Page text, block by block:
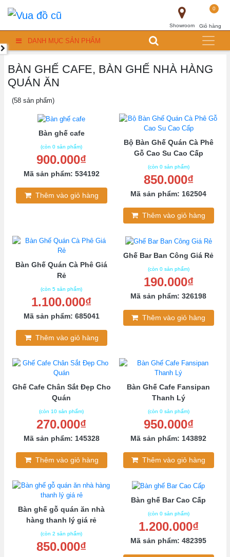
0
Giỏ hàng
Showroom
DANH MỤC SẢN PHẨM
BÀN GHẾ CAFE, BÀN GHẾ NHÀ HÀNG
QUÁN ĂN
(58 sản phẩm)
Bàn ghế cafe
(còn 0 sản phẩm)
900.000₫
Mã sản phẩm: 534192
Thêm vào giỏ hàng
Bộ Bàn Ghế Quán Cà Phê
Gỗ Cao Su Cao Cấp
(còn 0 sản phẩm)
850.000₫
Mã sản phẩm: 162504
Thêm vào giỏ hàng
Bàn Ghế Quán Cà Phê Giá
Rẻ
(còn 5 sản phẩm)
1.100.000₫
Mã sản phẩm: 685041
Thêm vào giỏ hàng
Ghế Bar Ban Công Giá Rẻ
(còn 0 sản phẩm)
190.000₫
Mã sản phẩm: 326198
Thêm vào giỏ hàng
Ghế Cafe Chân Sắt Đẹp Cho
Quán
(còn 10 sản phẩm)
270.000₫
Mã sản phẩm: 145328
Thêm vào giỏ hàng
Bàn Ghế Cafe Fansipan
Thanh Lý
(còn 0 sản phẩm)
950.000₫
Mã sản phẩm: 143892
Thêm vào giỏ hàng
Bàn ghế gỗ quán ăn nhà
hàng thanh lý giá rẻ
(còn 2 sản phẩm)
850.000₫
Bàn ghế Bar Cao Cấp
(còn 0 sản phẩm)
1.200.000₫
Mã sản phẩm: 482395